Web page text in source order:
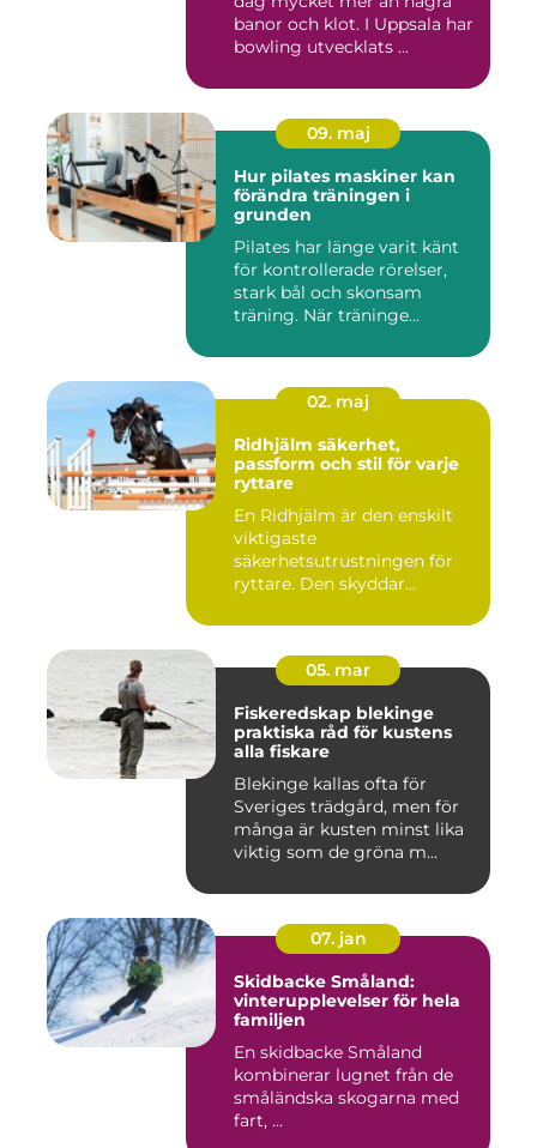
banor och klot. I Uppsala har
bowling utvecklats ...
09. maj
Hur pilates maskiner kan
förändra träningen i
grunden
Pilates har länge varit känt
för kontrollerade rörelser,
stark bål och skonsam
träning. När träninge...
02. maj
Ridhjälm säkerhet,
passform och stil för varje
ryttare
En Ridhjälm är den enskilt
viktigaste
säkerhetsutrustningen för
ryttare. Den skyddar
05. mar
Fiskeredskap blekinge
praktiska råd för kustens
alla fiskare
Blekinge kallas ofta för
Sveriges trädgård, men för
många är kusten minst lika
viktig som de gröna m...
07. jan
Skidbacke Småland:
vinterupplevelser för hela
familjen
En skidbacke Småland
kombinerar lugnet från de
småländska skogarna med
fart, ...